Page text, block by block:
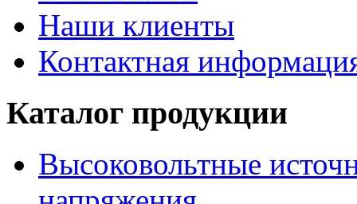
Наши клиенты
Контактная
Каталог продукции
Высоковольтные